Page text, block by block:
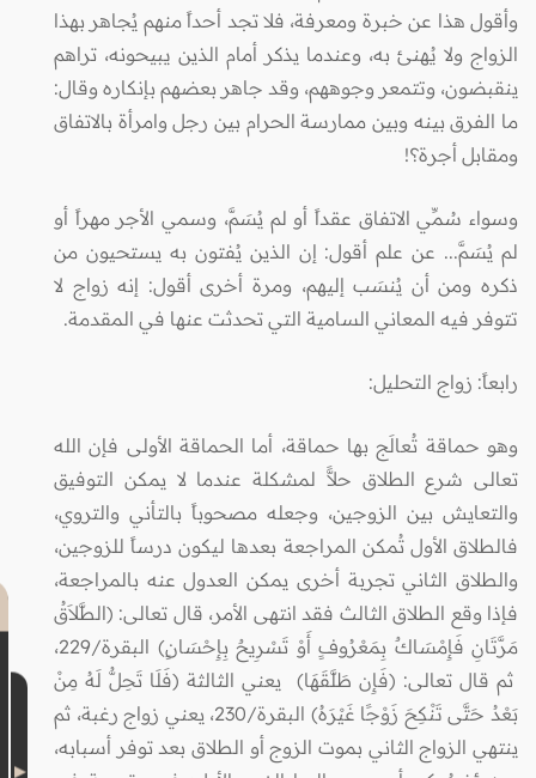
وأقول هذا عن خبرة ومعرفة، فلا تجد أحداً منهم يُجاهر بهذا
الزواج ولا يُهنئ به، وعندما يذكر أمام الذين يبيحونه، تراهم
ينقبضون، وتتمعر وجوههم، وقد جاهر بعضهم بإنكاره وقال:
ما الفرق بينه وبين ممارسة الحرام بين رجل وامرأة بالاتفاق
ومقابل أجرة؟!
وسواء سُمِّي الاتفاق عقداً أو لم يُسَمَّ، وسمي الأجر مهراً أو
لم يُسَمَّ... عن علم أقول: إن الذين يُفتون به يستحيون من
ذكره ومن أن يُنسَب إليهم، ومرة أخرى أقول: إنه زواج لا
تتوفر فيه المعاني السامية التي تحدثت عنها في المقدمة.
رابعاً: زواج التحليل:
وهو حماقة تُعالَج بها حماقة، أما الحماقة الأولى فإن الله
تعالى شرع الطلاق حلاًّ لمشكلة عندما لا يمكن التوفيق
والتعايش بين الزوجين، وجعله مصحوباً بالتأني والتروي،
فالطلاق الأول تُمكن المراجعة بعدها ليكون درساً للزوجين،
والطلاق الثاني تجربة أخرى يمكن العدول عنه بالمراجعة،
فإذا وقع الطلاق الثالث فقد انتهى الأمر، قال تعالى: (الطَّلاَقُ
مَرَّتَانِ فَإِمْسَاكٌ بِمَعْرُوفٍ أَوْ تَسْرِيحٌ بِإِحْسَانٍ) البقرة/229،
ثم قال تعالى: (فَإِن طَلَّقَهَا) يعني الثالثة (فَلَا تَحِلُّ لَهُ مِنْ
بَعْدُ حَتَّى تَنْكِحَ زَوْجًا غَيْرَهُ) البقرة/230، يعني زواج رغبة، ثم
ينتهي الزواج الثاني بموت الزوج أو الطلاق بعد توفر أسبابه،